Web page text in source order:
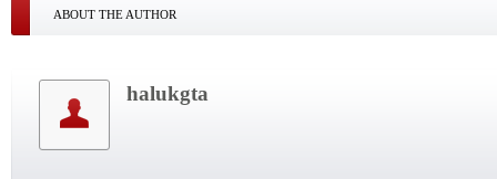
ABOUT THE AUTHOR
halukgta